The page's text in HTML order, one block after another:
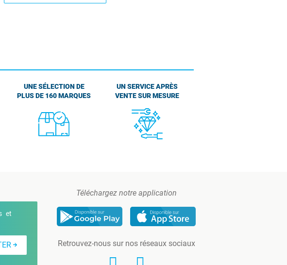
UNE SÉLECTION DE
PLUS DE 160 MARQUES
UN SERVICE APRÈS
VENTE SUR MESURE
et
Téléchargez notre application
Retrouvez-nous sur nos réseaux sociaux